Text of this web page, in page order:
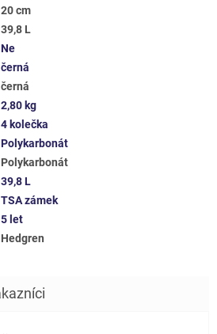
20 cm
39,8 L
Ne
černá
černá
2,80 kg
4 kolečka
Polykarbonát
Polykarbonát
39,8 L
TSA zámek
5 let
Hedgren